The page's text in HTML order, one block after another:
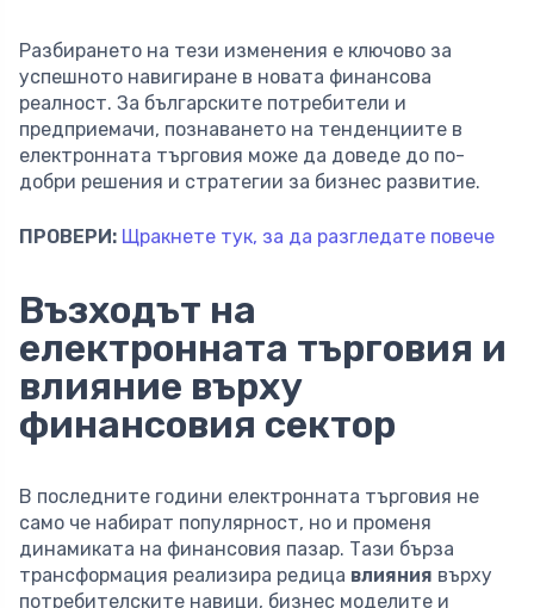
Разбирането на тези изменения е ключово за
успешното навигиране в новата финансова
реалност. За българските потребители и
предприемачи, познаването на тенденциите в
електронната търговия може да доведе до по-
добри решения и стратегии за бизнес развитие.
ПРОВЕРИ: Щракнете тук, за да разгледате повече
Възходът на
електронната търговия и
влияние върху
финансовия сектор
В последните години електронната търговия не
само че набират популярност, но и променя
динамиката на финансовия пазар. Тази бърза
трансформация реализира редица влияния върху
потребителските навици, бизнес моделите и